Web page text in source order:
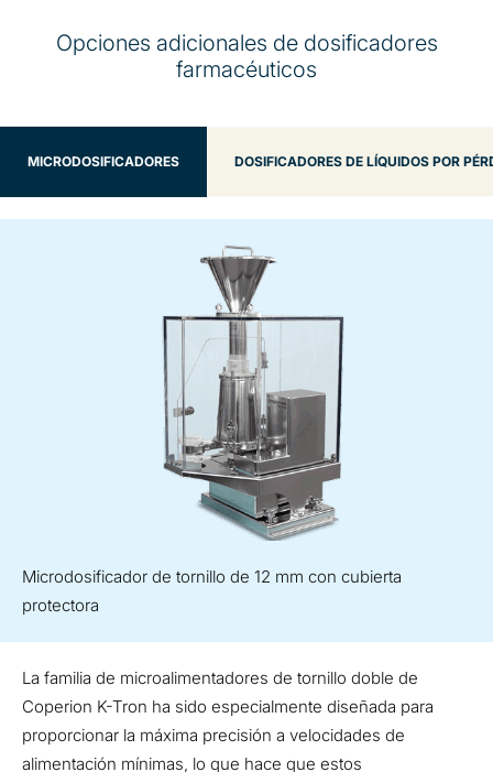
Opciones adicionales de dosificadores
farmacéuticos
MICRODOSIFICADORES DOSIFICADORES DE LÍQUIDOS POR
Microdosificador de tornillo de 12 mm con cubierta
protectora
La familia de microalimentadores de tornillo doble de
Coperion K-Tron ha sido especialmente diseñada para
proporcionar la máxima precisión a velocidades de
alimentación mínimas, lo que hace que estos